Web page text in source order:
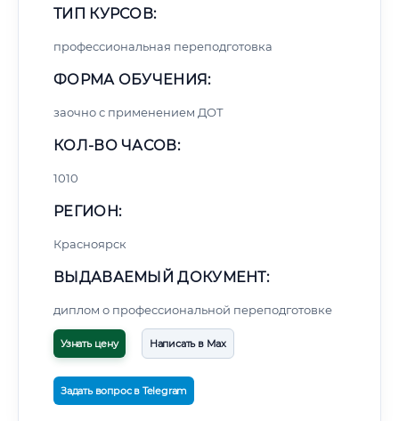
ТИП КУРСОВ:
профессиональная переподготовка
ФОРМА ОБУЧЕНИЯ:
заочно с применением ДОТ
КОЛ-ВО ЧАСОВ:
1010
РЕГИОН:
Красноярск
ВЫДАВАЕМЫЙ ДОКУМЕНТ:
диплом о профессиональной переподготовке
Узнать цену Написать в Max
Задать вопрос в Telegram